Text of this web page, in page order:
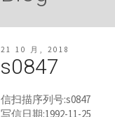
21 10 月, 2018
s0847
信扫描序列号:s0847
写信日期:1992-11-25